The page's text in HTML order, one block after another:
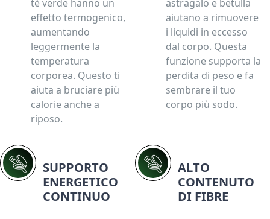
tè verde hanno un
effetto termogenico,
aumentando
leggermente la
temperatura
corporea. Questo ti
aiuta a bruciare più
calorie anche a
riposo.
astragalo e betulla
aiutano a rimuovere
i liquidi in eccesso
dal corpo. Questa
funzione supporta la
perdita di peso e fa
sembrare il tuo
corpo più sodo.
SUPPORTO
ENERGETICO
CONTINUO
ALTO
CONTENUTO
DI FIBRE